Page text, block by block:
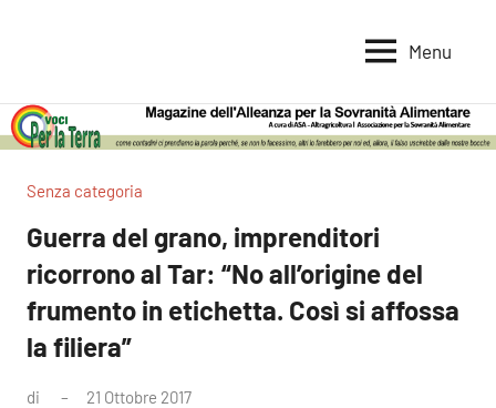
per
la
Terra
per
la
Alimentare
Menu
Senza categoria
Guerra del grano, imprenditori
ricorrono al Tar: “No all’origine del
frumento in etichetta. Così si affossa
la filiera”
di 21 Ottobre 2017